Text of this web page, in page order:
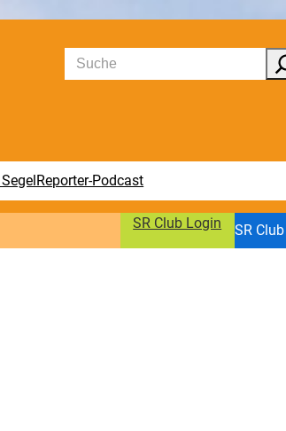
Suchen
SegelReporter-Podcast
SR Club Login SR Club